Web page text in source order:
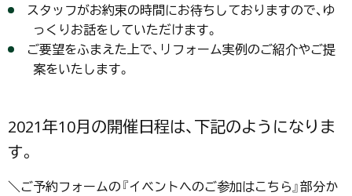
スタッフがお約束の時間にお待ちしておりますので、ゆ
っくりお話をしていただけます。
ご要望をふまえた上で、リフォーム実例のご紹介やご提
案をいたします。
2021年10月の開催日程は、下記のようになりま
す。
＼ご予約フォームの『イベントへのご参加はこちら』部分か